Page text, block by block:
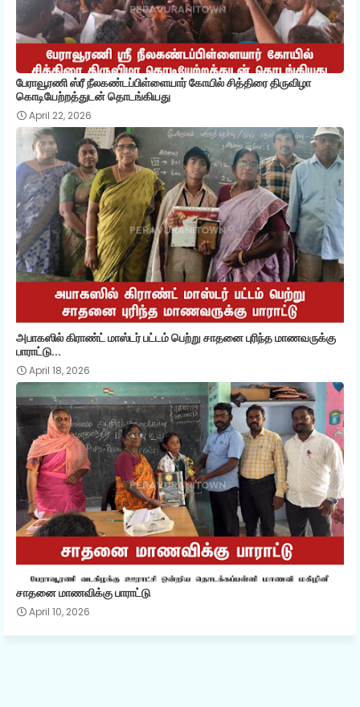
பேராவூரணி ஸ்ரீ நீலகண்டப்பிள்ளையார் கோயில் சித்திரை திருவிழா
கொடியேற்றத்துடன் தொடங்கியது
April 22, 2026
அபாகஸில் கிராண்ட் மாஸ்டர் பட்டம் பெற்று சாதனை புரிந்த மாணவருக்கு
பாராட்டு...
April 18, 2026
சாதனை மாணவிக்கு பாராட்டு
April 10, 2026